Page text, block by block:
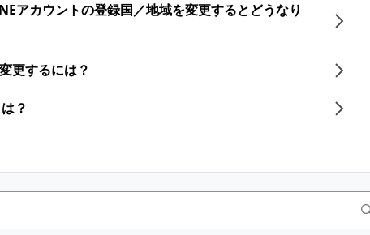
アカウントの​登録国／地域を​変更すると​どうなり
更するには？
？